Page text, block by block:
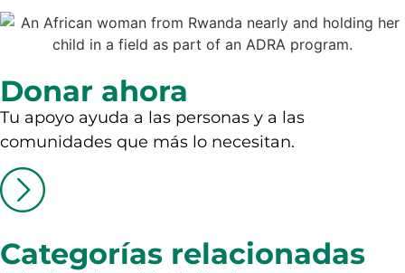
Donar ahora
Tu apoyo ayuda a las personas y a las
comunidades que más lo necesitan.
Categorías relacionadas